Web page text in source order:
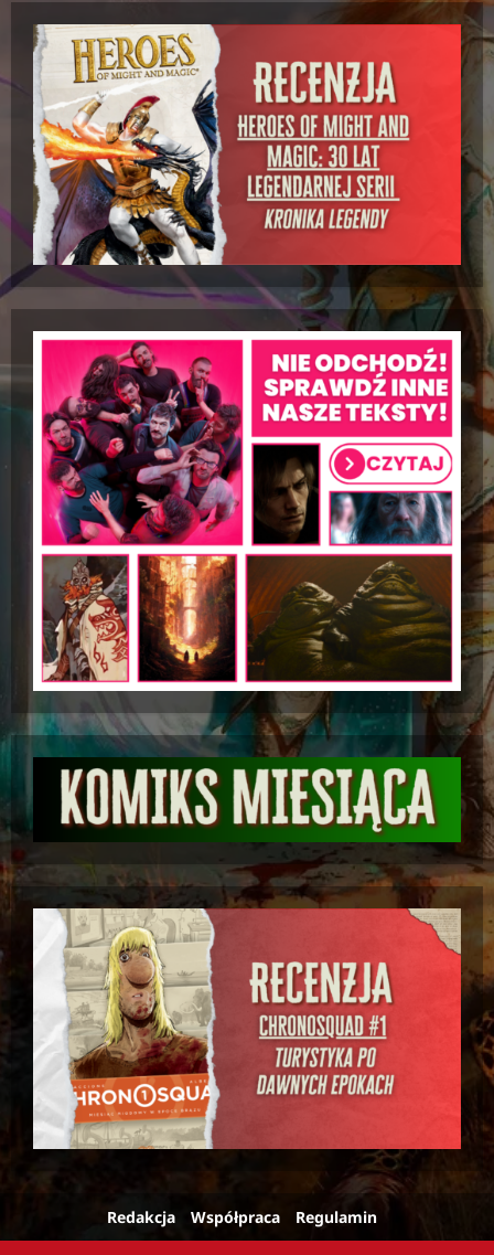
Redakcja Współpraca Regulamin